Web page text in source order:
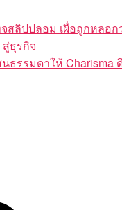
จสลิปปลอม เผื่อถูกหลอ
สู่ธุรกิจ
ธรรมดาให้ Charisma